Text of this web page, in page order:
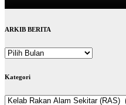
ARKIB BERITA
ARKIB
Kategori
Kategori